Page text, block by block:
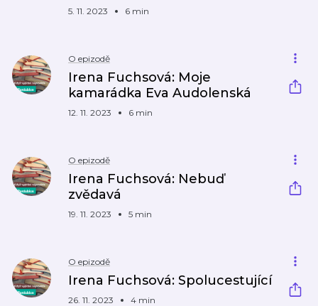
5. 11. 2023 6 min
O epizodě
Irena Fuchsová: Moje
kamarádka Eva Audolenská
12. 11. 2023 6 min
O epizodě
Irena Fuchsová: Nebuď
zvědavá
19. 11. 2023 5 min
O epizodě
Irena Fuchsová: Spolucestující
26. 11. 2023 4 min